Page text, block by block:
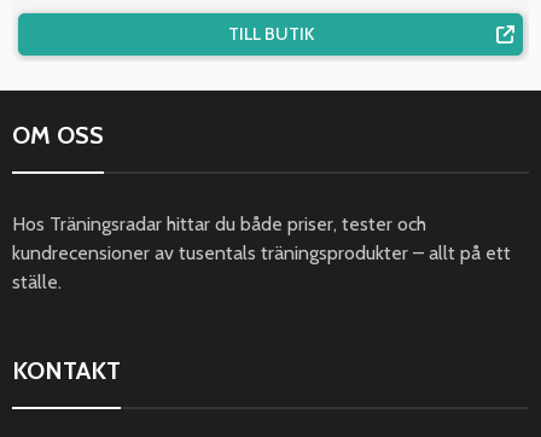
TILL BUTIK
OM OSS
Hos Träningsradar hittar du både priser, tester och
kundrecensioner av tusentals träningsprodukter – allt på ett
ställe.
KONTAKT